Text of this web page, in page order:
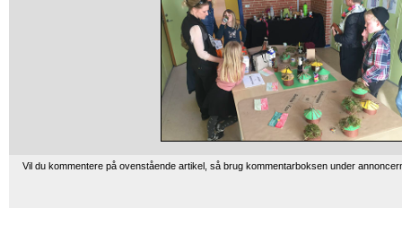
Vil du kommentere på ovenstående artikel, så brug kommentarboksen under